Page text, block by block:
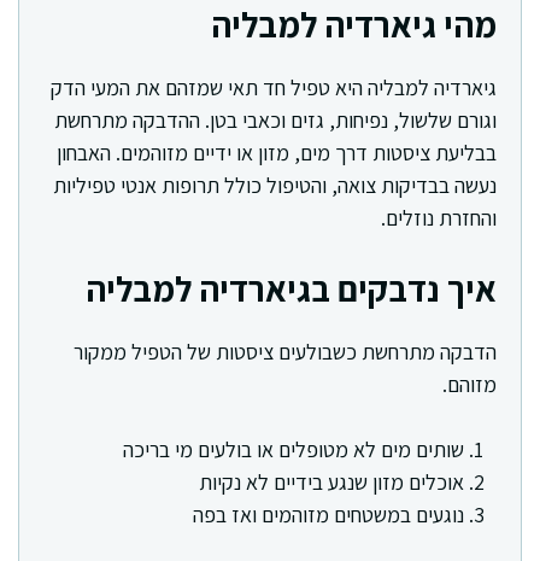
מהי גיארדיה למבליה
גיארדיה למבליה היא טפיל חד תאי שמזהם את המעי הדק
וגורם שלשול, נפיחות, גזים וכאבי בטן. ההדבקה מתרחשת
בבליעת ציסטות דרך מים, מזון או ידיים מזוהמים. האבחון
נעשה בבדיקות צואה, והטיפול כולל תרופות אנטי טפיליות
והחזרת נוזלים.
איך נדבקים בגיארדיה למבליה
הדבקה מתרחשת כשבולעים ציסטות של הטפיל ממקור
מזוהם.
שותים מים לא מטופלים או בולעים מי בריכה
אוכלים מזון שנגע בידיים לא נקיות
נוגעים במשטחים מזוהמים ואז בפה